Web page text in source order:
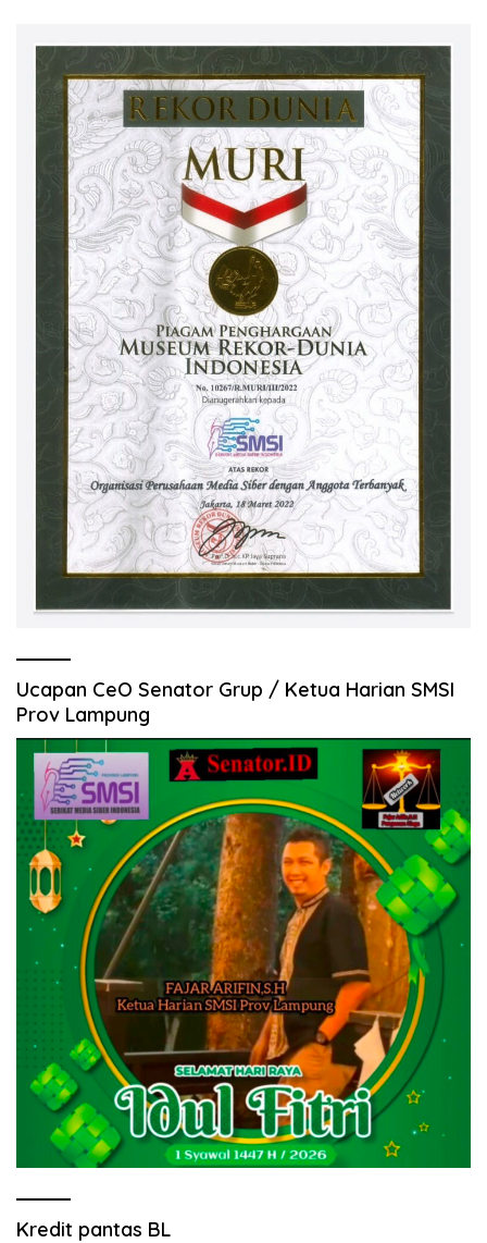
Ucapan CeO Senator Grup / Ketua Harian SMSI
Prov Lampung
Kredit pantas BL